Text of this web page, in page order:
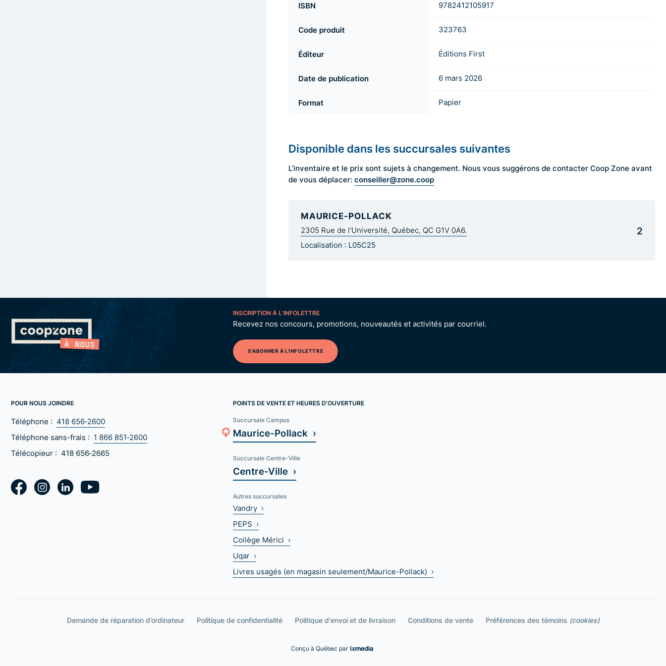
ISBN 9782412105917
Code produit 323763
Éditeur Éditions First
Date de publication 6 mars 2026
Format Papier
Disponible dans les succursales suivantes
L’inventaire et le prix sont sujets à changement. Nous vous suggérons de contacter Coop Zone avant
de vous déplacer: conseiller@zone.coop
MAURICE-POLLACK
2305 Rue de l'Université, Québec, QC G1V 0A6.
Localisation : L05C25
2
INSCRIPTION À L’INFOLETTRE
Recevez nos concours, promotions, nouveautés et activités par courriel.
S'ABONNER À L'INFOLETTRE
POUR NOUS JOINDRE
Téléphone : 418 656‑2600
Téléphone sans-frais : 1 866 851‑2600
Télécopieur : 418 656‑2665
POINTS DE VENTE ET HEURES D'OUVERTURE
Succursale Campus
Maurice-Pollack ›
Succursale Centre-Ville
Centre-Ville ›
Autres succursales
Vandry ›
PEPS ›
Collège Mérici ›
Uqar ›
Livres usagés (en magasin seulement/Maurice-Pollack) ›
Demande de réparation d’ordinateur Politique de confidentialité Politique d'envoi et de livraison Conditions de vente Préférences des témoins (cookies)
Conçu à Québec par